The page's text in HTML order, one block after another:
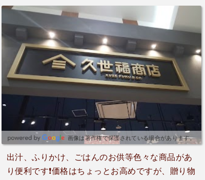
画像は著作権で保護されている場合があります。
出汁、ふりかけ、ごはんのお供等色々な商品があ
り便利です❗価格はちょっとお高めですが、贈り物